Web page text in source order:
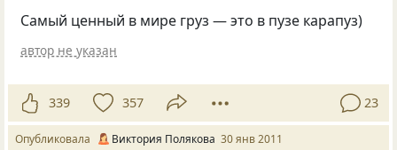
Самый ценный в мире груз — это в пузе карапуз)
автор не указан
339 357 23
Опубликовала Виктория Полякова 30 янв 2011